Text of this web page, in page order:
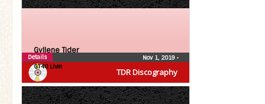
TDR Discography
Gyllene Tider
GT40 Live!
Nov 1, 2019 •
Details